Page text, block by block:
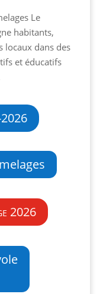
Le
habitants,
locaux dans des
et éducatifs
2026